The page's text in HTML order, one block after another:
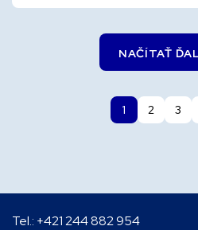
NAČÍTAŤ
1 2 3
Tel.: +421 244 882 954